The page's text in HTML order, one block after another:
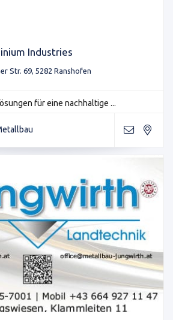
Industries
Str. 69, 5282 Ranshofen
für eine nachhaltige ...